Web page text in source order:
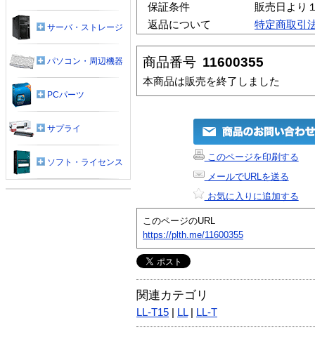
保証条件
販売日より
返品について
特定商取引
商品番号 11600355
本商品は販売を終了しました
このページを印刷する
メールでURLを送る
お気に入りに追加する
このページのURL
https://plth.me/11600355
関連カテゴリ
LL-T15 LL| LL-T
サーバ・ストレージ
パソコン・周辺機器
PCパーツ
サプライ
ソフト・ライセンス